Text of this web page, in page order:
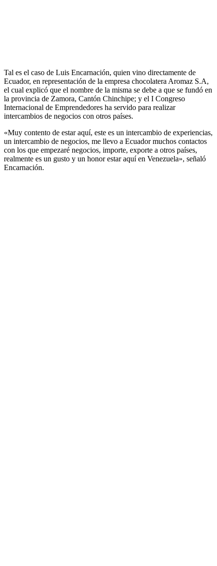
Tal es el caso de Luis Encarnación, quien vino directamente de
Ecuador, en representación de la empresa chocolatera Aromaz S.A,
el cual explicó que el nombre de la misma se debe a que se fundó en
la provincia de Zamora, Cantón Chinchipe; y el I Congreso
Internacional de Emprendedores ha servido para realizar
intercambios de negocios con otros países.
«Muy contento de estar aquí, este es un intercambio de experiencias,
un intercambio de negocios, me llevo a Ecuador muchos contactos
con los que empezaré negocios, importe, exporte a otros países,
realmente es un gusto y un honor estar aquí en Venezuela», señaló
Encarnación.